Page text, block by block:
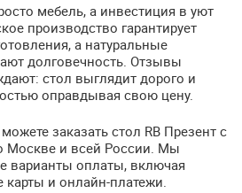
мебель, а инвестиция в уют
производство гарантирует
а натуральные
долговечность. Отзывы
стол выглядит дорого и
оправдывая свою цену.
заказать стол RB Презент с
Москве и всей России. Мы
варианты оплаты, включая
карты и онлайн-платежи.